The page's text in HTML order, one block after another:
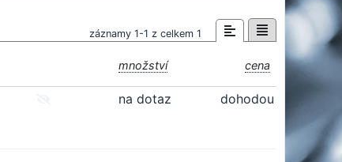
záznamy 1-1 z celkem 1
množství cena
na dotaz dohodou